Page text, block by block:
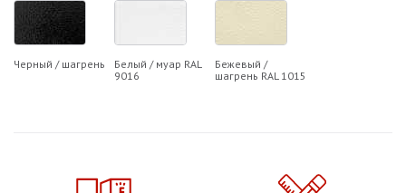
Черный / шагрень
Белый / муар RAL
9016
Бежевый /
шагрень RAL 1015